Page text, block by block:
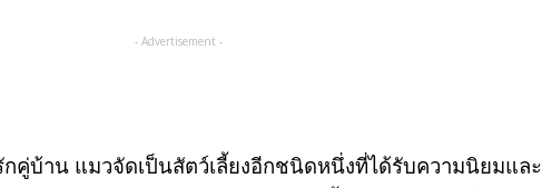
- Advertisement -
กคู่บ้าน แมวจัดเป็นสัตว์เลี้ยงอีกชนิดหนึ่งที่ได้รับความนิยมและ